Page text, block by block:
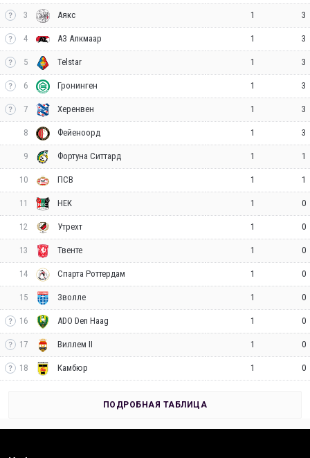
3 Аякс 1 3
4 АЗ Алкмаар 1 3
5 Telstar 1 3
6 Гронинген 1 3
7 Херенвен 1 3
8 Фейеноорд 1 3
9 Фортуна Ситтард 1 1
10 ПСВ 1 1
11 НЕК 1 0
12 Утрехт 1 0
13 Твенте 1 0
14 Спарта Роттердам 1 0
15 Зволле 1 0
16 ADO Den Haag 1 0
17 Виллем II 1 0
18 Камбюр 1 0
ПОДРОБНАЯ ТАБЛИЦА